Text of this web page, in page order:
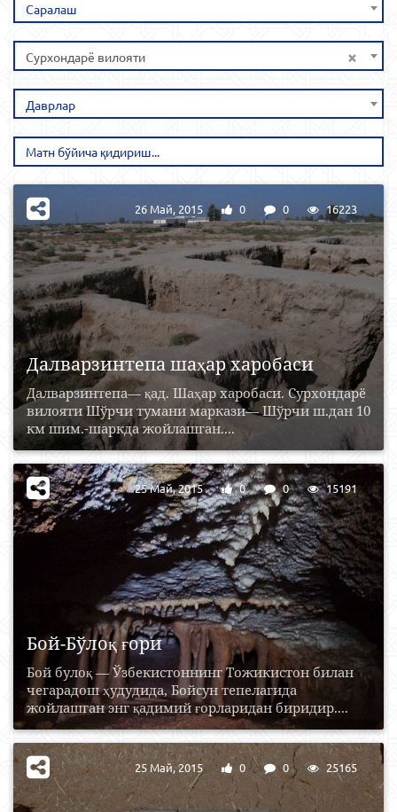
Саралаш
×
Сурхондарё вилояти
Даврлар
Далварзинтепа шаҳар харобаси
Далварзинтепа— қад. Шаҳар харобаси. Сурхондарё
вилояти Шўрчи тумани маркази— Шўрчи ш.дан 10
км шим.-шаркда жойлашган....
26 Май, 2015 0 0 16223
Бой-Бўлоқ ғори
Бой булоқ — Ўзбекистоннинг Тожикистон билан
чегарадош ҳудудида, Бойсун тепелагида
жойлашган энг қадимий ғорларидан биридир....
25 Май, 2015 0 0 15191
25 Май, 2015 0 0 25165